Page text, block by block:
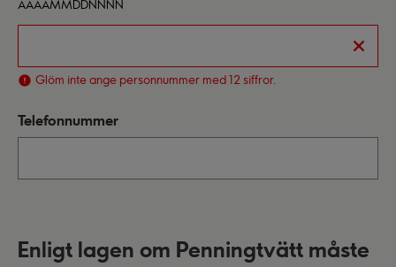
ÅÅÅÅMMDDNNNN
Glöm inte ange personnummer med 12 siffror.
Telefonnummer
Enligt lagen om Penningtvätt måste